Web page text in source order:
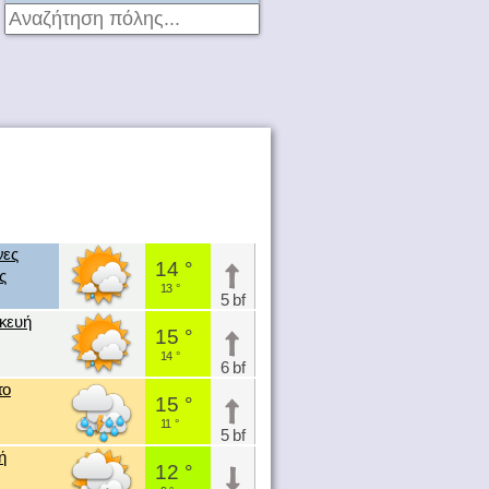
14 °
13 °
5 bf
15 °
14 °
6 bf
15 °
11 °
5 bf
12 °